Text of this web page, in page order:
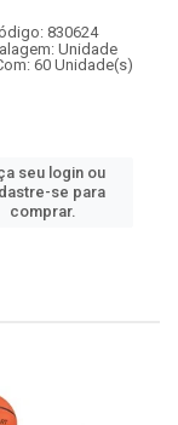
830624
Unidade
60 Unidade(s)
seu login ou
se para
comprar.